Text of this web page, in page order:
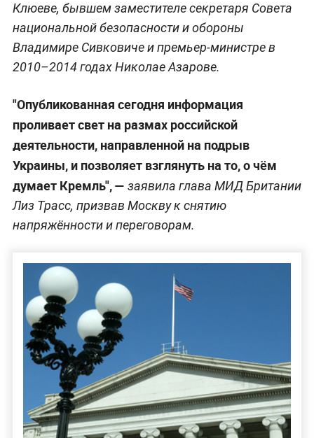
Клюеве, бывшем заместителе секретаря Совета
национальной безопасности и обороны
Владимире Сивковиче и премьер-министре в
2010–2014 годах Николае Азарове.
"Опубликованная сегодня информация
проливает свет на размах российской
деятельности, направленной на подрыв
Украины, и позволяет взглянуть на то, о чём
думает Кремль", — заявила глава МИД Британии
Лиз Трасс, призвав Москву к снятию
напряжённости и переговорам.